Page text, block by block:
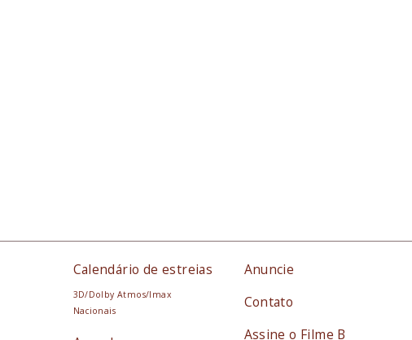
Calendário de estreias
3D/Dolby Atmos/Imax
Nacionais
Anuncie
Contato
Assine o Filme B